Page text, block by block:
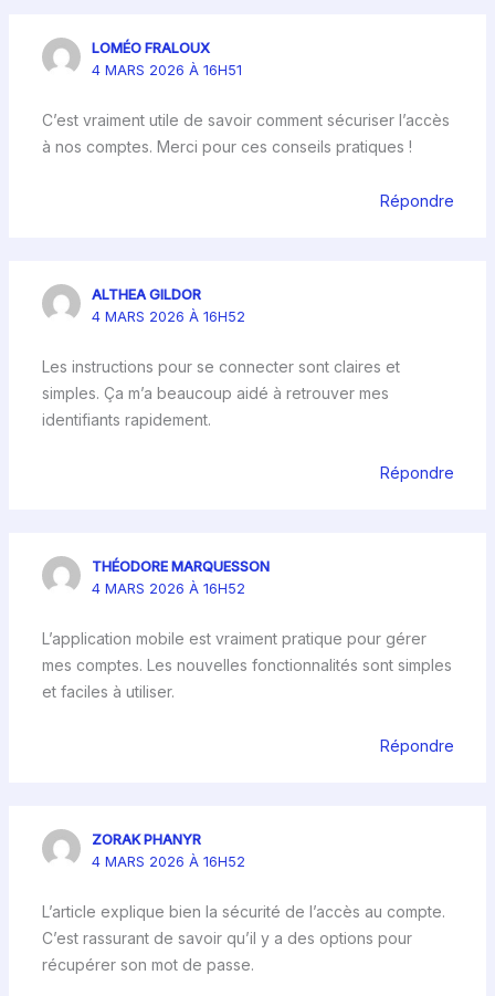
LOMÉO FRALOUX
4 MARS 2026 À 16H51
C’est vraiment utile de savoir comment sécuriser l’accès
à nos comptes. Merci pour ces conseils pratiques !
Répondre
ALTHEA GILDOR
4 MARS 2026 À 16H52
Les instructions pour se connecter sont claires et
simples. Ça m’a beaucoup aidé à retrouver mes
identifiants rapidement.
Répondre
THÉODORE MARQUESSON
4 MARS 2026 À 16H52
L’application mobile est vraiment pratique pour gérer
mes comptes. Les nouvelles fonctionnalités sont simples
et faciles à utiliser.
Répondre
ZORAK PHANYR
4 MARS 2026 À 16H52
L’article explique bien la sécurité de l’accès au compte.
C’est rassurant de savoir qu’il y a des options pour
récupérer son mot de passe.